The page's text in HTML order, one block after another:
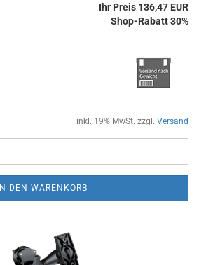
Ihr Preis 136,47 EUR
Shop-Rabatt 30%
inkl. 19% MwSt. zzgl. Versand
IN DEN WARENKORB